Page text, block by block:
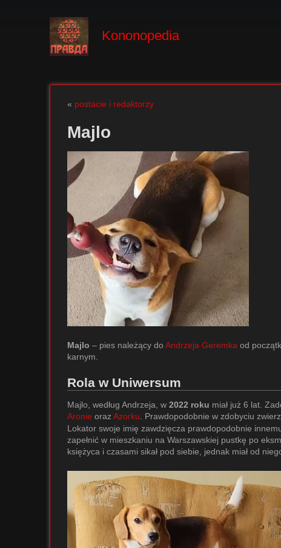
Kononopedia
« postacie i redaktorzy
Majlo
Majlo – pies należący do Andrzeja Geremka od
karnym.
Rola w Uniwersum
Majlo, według Andrzeja, w 2022 roku miał już 6 lat.
Aronie oraz Azorku . Prawdopodobnie w zdobyciu
Lokator swoje imię zawdzięcza prawdopodobnie
zapełnić w mieszkaniu na Warszawskiej pustkę po
księżyca i czasami sikał pod siebie, jednak miał od